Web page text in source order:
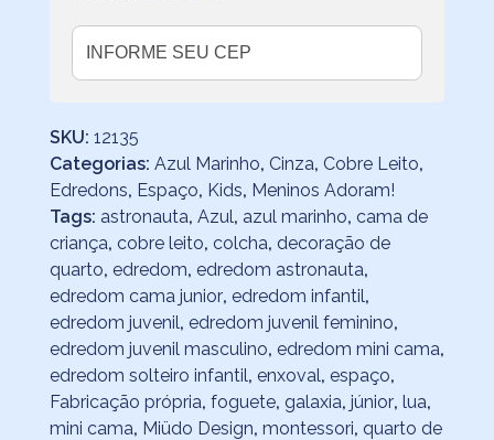
SKU: 12135
Categorias: Azul Marinho, Cinza, Cobre Leito,
Edredons, Espaço, Kids, Meninos Adoram!
Tags: astronauta, Azul, azul marinho, cama de
criança, cobre leito, colcha, decoração de
quarto, edredom, edredom astronauta,
edredom cama junior, edredom infantil,
edredom juvenil, edredom juvenil feminino,
edredom juvenil masculino, edredom mini cama,
edredom solteiro infantil, enxoval, espaço,
Fabricação própria, foguete, galaxia, júnior, lua,
mini cama, Miüdo Design, montessori, quarto de